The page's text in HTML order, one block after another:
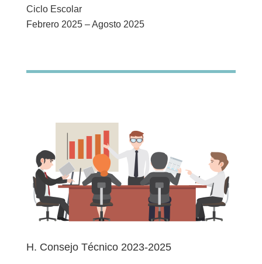
Ciclo Escolar
Febrero 2025 – Agosto 2025
H. Consejo Técnico 2023-2025